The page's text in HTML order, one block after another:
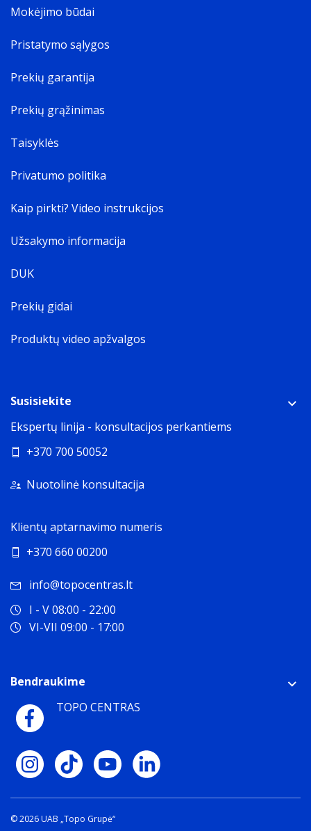
Mokėjimo būdai
Pristatymo sąlygos
Prekių garantija
Prekių grąžinimas
Taisyklės
Privatumo politika
Kaip pirkti? Video instrukcijos
Užsakymo informacija
DUK
Prekių gidai
Produktų video apžvalgos
Susisiekite
Ekspertų linija - konsultacijos perkantiems
+370 700 50052
Nuotolinė konsultacija
Klientų aptarnavimo numeris
+370 660 00200
info@topocentras.lt
I - V 08:00 - 22:00
VI-VII 09:00 - 17:00
Bendraukime
TOPO CENTRAS
© 2026 UAB „Topo Grupė“